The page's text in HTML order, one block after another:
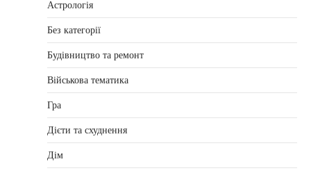
Астрологія
Без категорії
Будівництво та ремонт
Військова тематика
Гра
Дієти та схуднення
Дім